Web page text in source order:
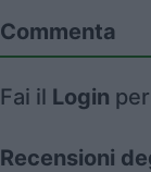
Commenta
Fai il Login per
Recensioni